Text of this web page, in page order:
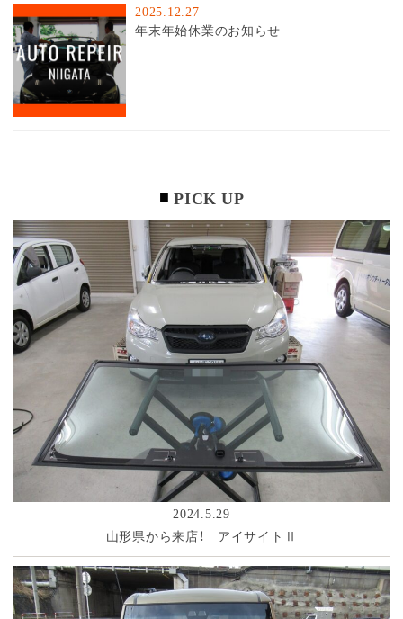
2025.12.27
年末年始休業のお知らせ
PICK UP
2024.5.29
山形県から来店！ アイサイトⅡ